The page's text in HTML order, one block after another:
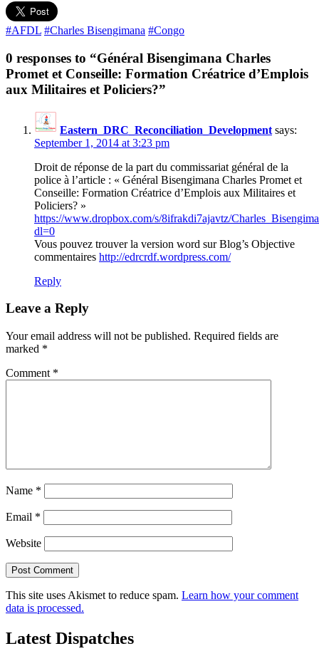
#AFDL #Charles Bisengimana #Congo
0 responses to “Général Bisengimana Charles
Promet et Conseille: Formation Créatrice d’Emplois
aux Militaires et Policiers?”
Eastern_DRC_Reconciliation_Development says:
September 1, 2014 at 3:23 pm
Droit de réponse de la part du commissariat général de la
police à l’article : « Général Bisengimana Charles Promet et
Conseille: Formation Créatrice d’Emplois aux Militaires et
Policiers? »
https://www.dropbox.com/s/8ifrakdi7ajavtz/
dl=0
Vous pouvez trouver la version word sur Blog’s Objective
commentaires http://edrcrdf.wordpress.com/
Reply
Leave a Reply
Your email address will not be published. Required fields are
marked *
Comment *
Name *
Email *
Website
This site uses Akismet to reduce spam. Learn how your comment
data is processed.
Latest Dispatches